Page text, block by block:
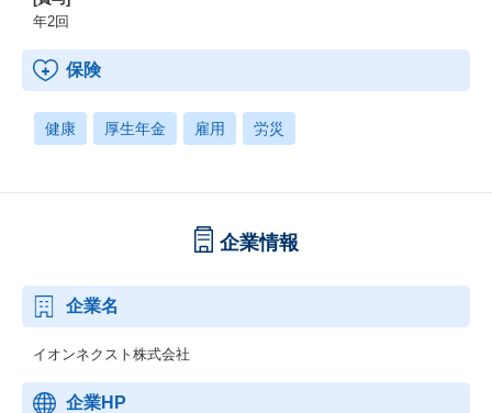
【AI駆動開発を本格化】
AIにプロンプトを投げて、次々に実装を進めていく開発スタイル
を実践するために、6月には「プルリクマラソン1000」という企画
を立ち上げました。
これは、CTOが1人で1ヶ月間にプルリクエストを1000件出すとい
う試みです。
ングな取り組みになります。
この取り組みを通じて、周りのメンバーも同様にAIを活用し、開
来るようになりたいと考えています。
クラウド環境はAzure、AWS、GCPに加え、全社共通のプライベ
ートクラウドまで、あらゆるプラットフォームを横断的に活用し
ています。
年2回
保険
健康 厚生年金 雇用 労災
企業情報
企業名
イオンネクスト株式会社
企業HP